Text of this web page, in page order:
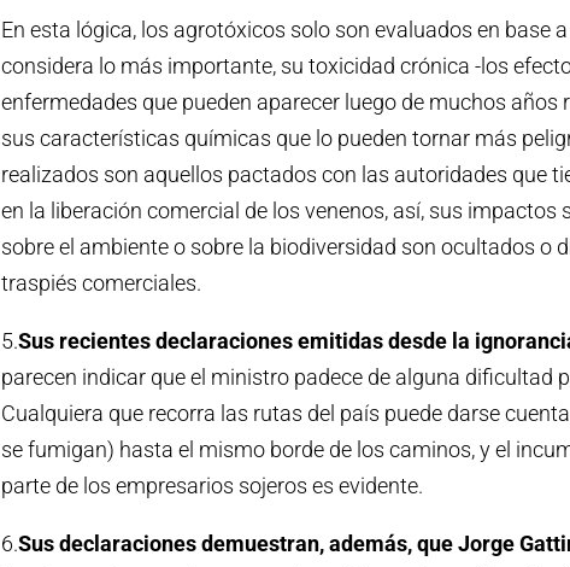
En esta lógica, los agrotóxicos solo son evaluados en base
considera lo más importante, su toxicidad crónica -los
enfermedades que pueden aparecer luego de muchos años
sus características químicas que lo pueden tornar más
realizados son aquellos pactados con las autoridades que
en la liberación comercial de los venenos, así, sus impactos
sobre el ambiente o sobre la biodiversidad son ocultados o
traspiés comerciales.
5.Sus recientes declaraciones emitidas desde la
parecen indicar que el ministro padece de alguna dificultad
Cualquiera que recorra las rutas del país puede darse
se fumigan) hasta el mismo borde de los caminos, y el
parte de los empresarios sojeros es evidente.
6.Sus declaraciones demuestran, además, que Jorge